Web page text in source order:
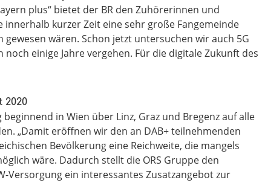
plus“ bietet der BR den Zuhörerinnen und
kurzer Zeit eine sehr große Fangemeinde
wären. Schon jetzt untersuchen wir auch 5G
einige Jahre vergehen. Für die digitale Zukunft des
2020
in Wien über Linz, Graz und Bregenz auf alle
„Damit eröffnen wir den an DAB+ teilnehmenden
Bevölkerung eine Reichweite, die mangels
wäre. Dadurch stellt die ORS Gruppe den
Versorgung ein interessantes Zusatzangebot zur